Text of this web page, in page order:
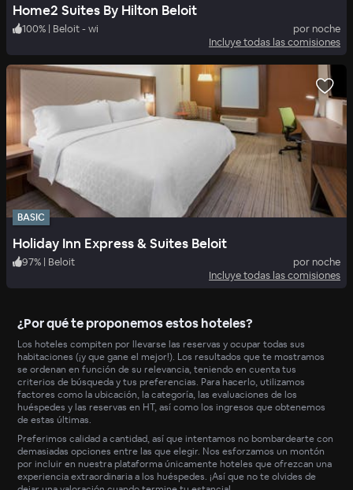
Home2 Suites By Hilton Beloit
100% | Beloit - wi
por noche
Incluye todas las comisiones
BASIC
Holiday Inn Express & Suites Beloit
97% | Beloit
por noche
Incluye todas las comisiones
¿Por qué te proponemos estos hoteles?
Los hoteles compiten por llevarse las reservas y ocupar todas sus
habitaciones (¡y que gane el mejor!). Los resultados que te mostramos
se ordenan en función de su relevancia, teniendo en cuenta tus
criterios de búsqueda y tus preferencias. Para hacerlo, utilizamos
factores como la ubicación, la categoría, las evaluaciones de los
huéspedes y las reservas en HT, así como los ingresos que obtenemos
de estas últimas.
Preferimos calidad a cantidad, así que intentamos no bombardearte con
demasiadas opciones entre las que elegir. Nos esforzamos un montón
por incluir en nuestra plataforma únicamente hoteles que ofrezcan una
experiencia extraordinaria a los huéspedes. ¡Así que no te olvides de